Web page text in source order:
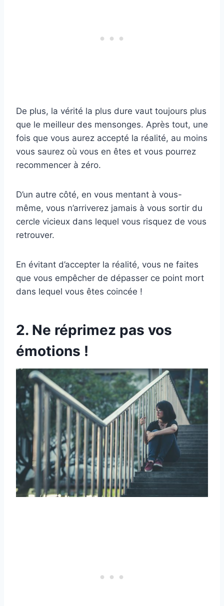
De plus, la vérité la plus dure vaut toujours plus
que le meilleur des mensonges. Après tout, une
fois que vous aurez accepté la réalité, au moins
vous saurez où vous en êtes et vous pourrez
recommencer à zéro.
D’un autre côté, en vous mentant à vous-
même, vous n’arriverez jamais à vous sortir du
cercle vicieux dans lequel vous risquez de vous
retrouver.
En évitant d’accepter la réalité, vous ne faites
que vous empêcher de dépasser ce point mort
dans lequel vous êtes coincée !
2. Ne réprimez pas vos
émotions !